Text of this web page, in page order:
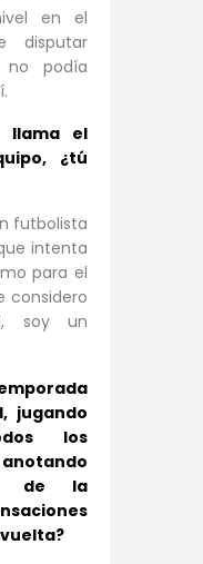
en el
disputar
podía
llama el
¿tú
futbolista
intenta
para el
considero
soy un
jugando
los
de la